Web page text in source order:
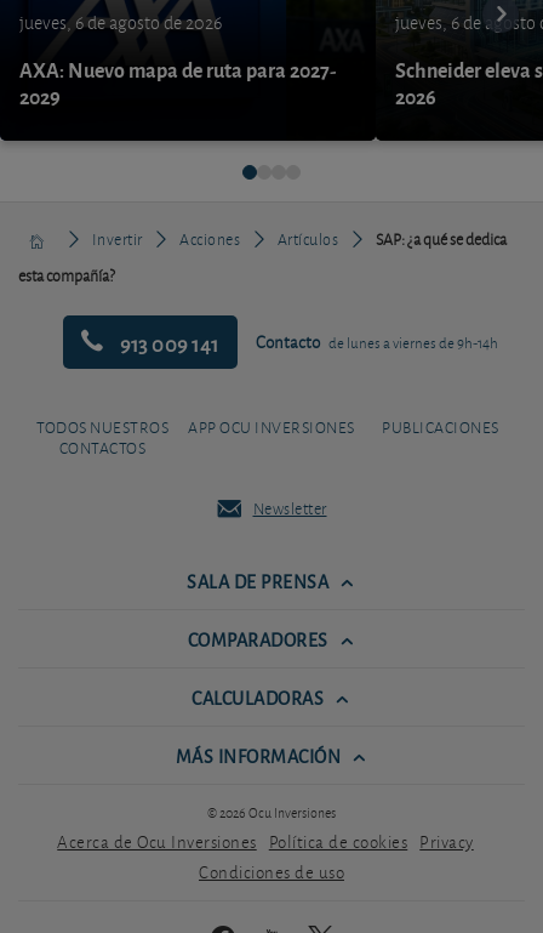
jueves, 6 de agosto de 2026
AXA: Nuevo mapa de ruta para 2027-
2029
jueves, 6 de agosto
Schneider eleva
2026
Invertir Acciones Artículos
SAP: ¿a qué se dedica
esta compañía?
913 009 141 Contacto de lunes a viernes de 9h-14h
TODOS NUESTROS
CONTACTOS
APP OCU INVERSIONES PUBLICACIONES
Newsletter
SALA DE PRENSA
COMPARADORES
CALCULADORAS
MÁS INFORMACIÓN
© 2026 Ocu Inversiones
Acerca de Ocu Inversiones Política de cookies Privacy
Condiciones de uso